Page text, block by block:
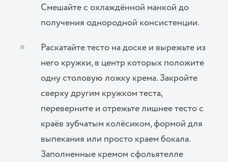
Смешайте с охлаждённой манкой до
получения однородной консистенции.
Раскатайте тесто на доске и вырежьте из
него кружки, в центр которых положите
одну столовую ложку крема. Закройте
сверху другим кружком теста,
переверните и отрежьте лишнее тесто с
краёв зубчатым колёсиком, формой для
выпекания или просто краем бокала.
Заполненные кремом сфольятелле